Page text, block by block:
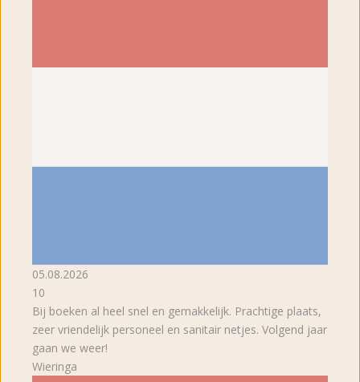
05.08.2026
10
Bij boeken al heel snel en gemakkelijk. Prachtige plaats,
zeer vriendelijk personeel en sanitair netjes. Volgend jaar
gaan we weer!
Wieringa